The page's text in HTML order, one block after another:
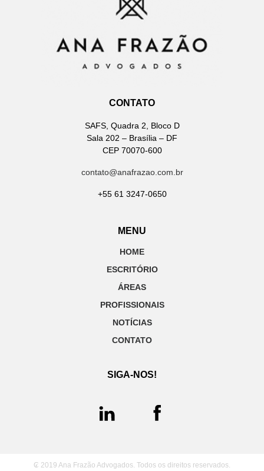
CONTATO
SAFS, Quadra 2, Bloco D
Sala 202 – Brasília – DF
CEP 70070-600
contato@anafrazao.com.br
+55 61 3247-0650
MENU
HOME
ESCRITÓRIO
ÁREAS
PROFISSIONAIS
NOTÍCIAS
CONTATO
SIGA-NOS!
₢ 2019 Ana Frazão Advogados. Todos os direitos reservados.